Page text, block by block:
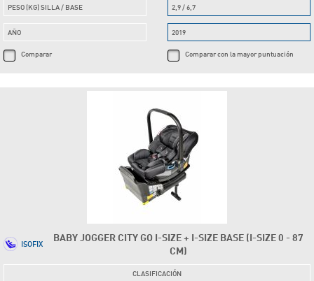
PESO (KG) SILLA / BASE
AÑO
Comparar
2,9 / 6,7
2019
Comparar con la mayor puntuación
BABY JOGGER CITY GO I-SIZE + I-SIZE BASE (I-SIZE 0 - 87
CM)
ISOFIX
CLASIFICACIÓN